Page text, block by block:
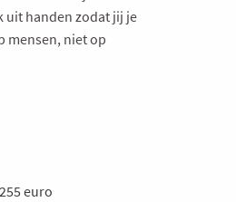
uit handen zodat jij je
mensen, niet op
euro